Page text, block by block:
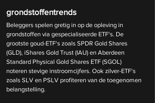
grondstoffentrends
Beleggers spelen gretig in op de opleving in
grondstoffen via gespecialiseerde ETF's. De
grootste goud-ETF's zoals SPDR Gold Shares
(GLD), iShares Gold Trust (IAU) en Aberdeen
Standard Physical Gold Shares ETF (SGOL)
noteren stevige instroomcijfers. Ook zilver-ETF's
zoals SLV en PSLV profiteren van de toegenomen
belangstelling.